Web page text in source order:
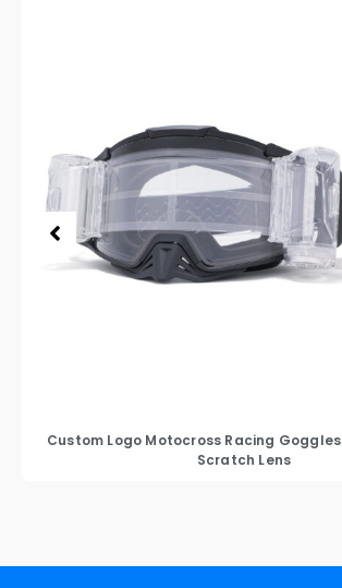
Custom Logo Motocross Racing Goggles
Scratch Lens